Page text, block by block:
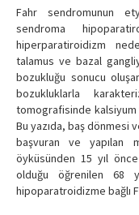
Fahr sendromunun
sendroma
hiperparatiroidizm
talamus ve bazal
bozukluğu sonucu
bozukluklarla
tomografisinde
Bu yazıda, baş dönmesi
başvuran ve yapılan
öyküsünden 15 yıl
olduğu öğrenilen 68
hipoparatroidizme bağlı